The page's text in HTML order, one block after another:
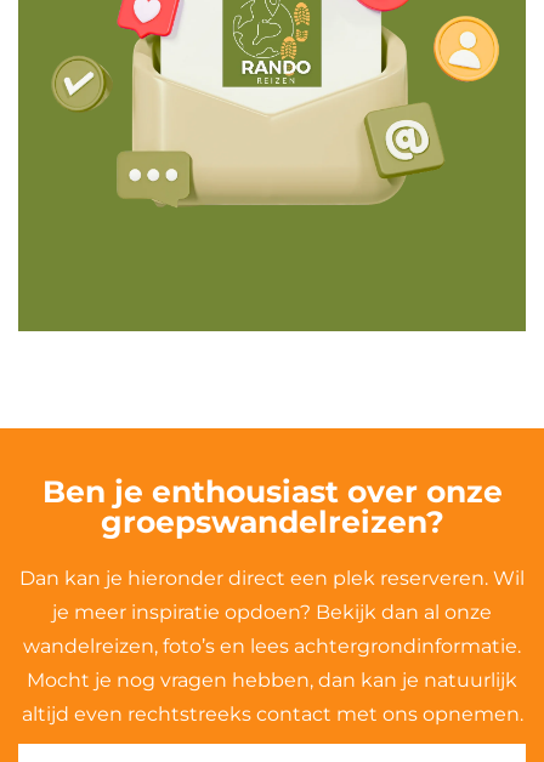
Ben je enthousiast over onze
groepswandelreizen?
Dan kan je hieronder direct een plek reserveren. Wil
je meer inspiratie opdoen? Bekijk dan al onze
wandelreizen, foto’s en lees achtergrondinformatie.
Mocht je nog vragen hebben, dan kan je natuurlijk
altijd even rechtstreeks contact met ons opnemen.